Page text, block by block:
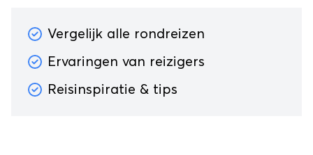
Vergelijk alle rondreizen
Ervaringen van reizigers
Reisinspiratie & tips